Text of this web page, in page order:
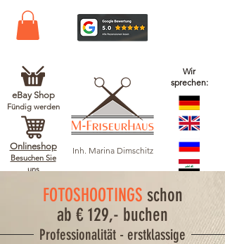
eBay Shop
Fündig werden
Onlineshop
Besuchen Sie
uns
Inh. Marina Dimschitz
Wir
sprechen:
FOTOSHOOTINGS schon
ab € 129,- buchen
Professionalität - erstklassige